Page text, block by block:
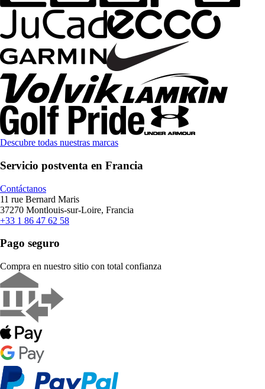
Descubre todas nuestras marcas
Servicio postventa en Francia
Contáctanos
11 rue Bernard Maris
37270 Montlouis-sur-Loire, Francia
+33 1 86 47 62 58
Pago seguro
Compra en nuestro sitio con total confianza